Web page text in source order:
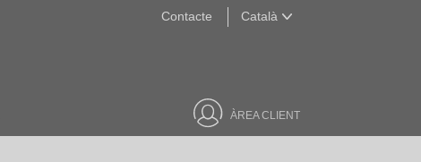
Contacte
Català
Català
ÀREA CLIENT